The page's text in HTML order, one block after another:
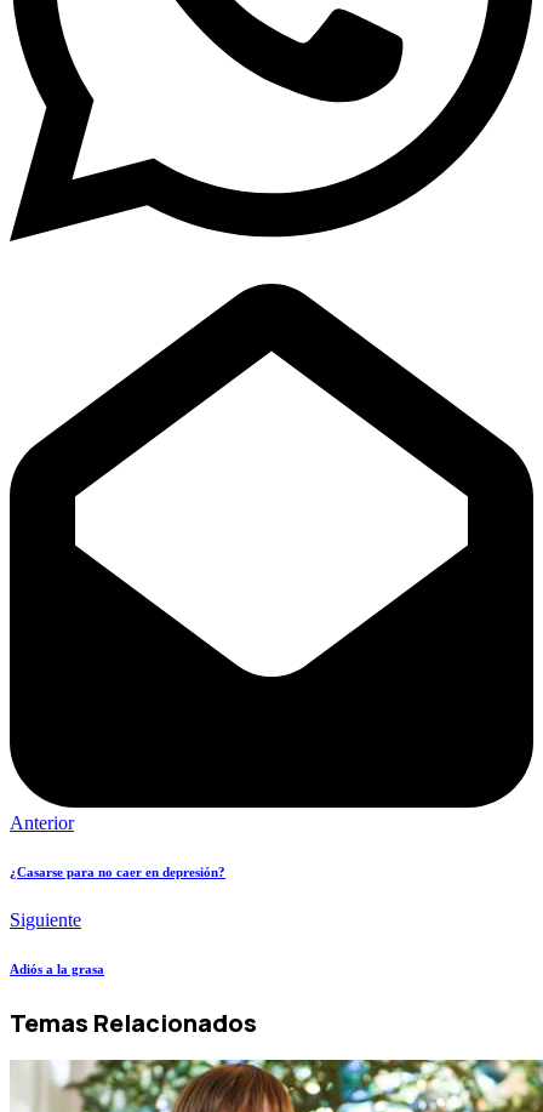
Anterior
¿Casarse para no caer en depresión?
Siguiente
Adiós a la grasa
Temas Relacionados